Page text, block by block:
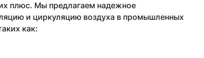
плюс. Мы предлагаем надежное
и циркуляцию воздуха в промышленных
как: